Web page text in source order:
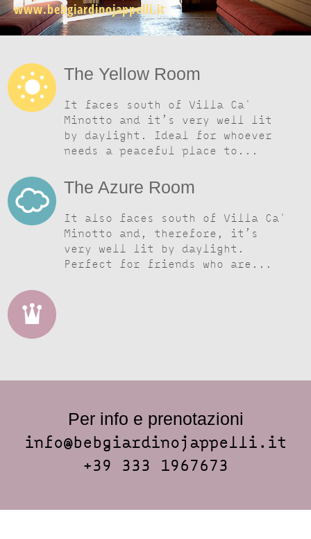
www.bebgiardinojappelli.it
The Yellow Room
It faces south of Villa Ca'
Minotto and it’s very well lit
by daylight. Ideal for whoever
needs a peaceful place to...
The Azure Room
It also faces south of Villa Ca'
Minotto and, therefore, it’s
very well lit by daylight.
Perfect for friends who are...
Per info e prenotazioni
info@bebgiardinojappelli.it
+39 333 1967673